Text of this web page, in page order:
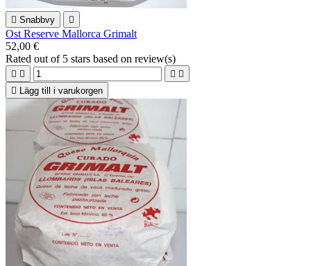
 Snabbvy 
Ost Reserve Mallorca Grimalt
52,00 €
Rated out of 5 stars based on review(s)
   

Lägg till i varukorgen